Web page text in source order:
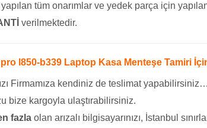
yapılan tüm onarımlar ve yedek parça için
verilmektedir.
l850-b339 Laptop Kasa Menteşe Tamiri
Firmamıza kendiniz de teslimat yapabilirsiniz…
bize kargoyla ulaştırabilirsiniz.
fazla olan arızalı bilgisayarınızı, İstanbul